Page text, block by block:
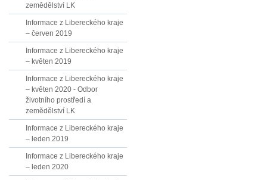
zemědělství LK
Informace z Libereckého kraje
– červen 2019
Informace z Libereckého kraje
– květen 2019
Informace z Libereckého kraje
– květen 2020 - Odbor
životního prostředí a
zemědělství LK
Informace z Libereckého kraje
– leden 2019
Informace z Libereckého kraje
– leden 2020